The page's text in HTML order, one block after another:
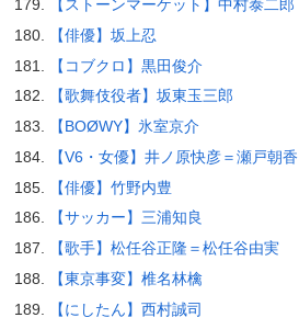
【ストーンマーケット】中村泰二郎
【俳優】坂上忍
【コブクロ】黒田俊介
【歌舞伎役者】坂東玉三郎
【BOØWY】氷室京介
【V6・女優】井ノ原快彦＝瀬戸朝香
【俳優】竹野内豊
【サッカー】三浦知良
【歌手】松任谷正隆＝松任谷由実
【東京事変】椎名林檎
【にしたん】西村誠司